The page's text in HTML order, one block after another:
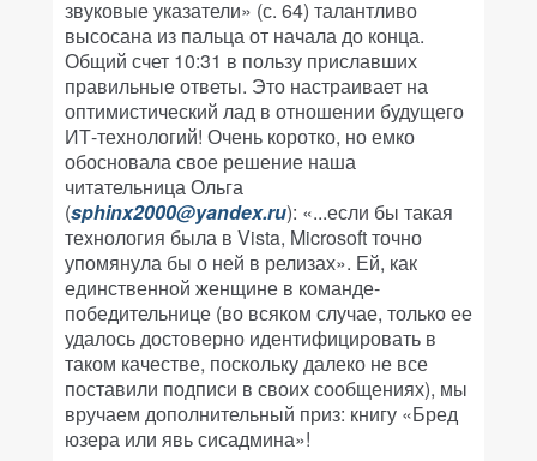
звуковые указатели» (с. 64) талантливо
высосана из пальца от начала до конца.
Общий счет 10:31 в пользу приславших
правильные ответы. Это настраивает на
оптимистический лад в отношении будущего
ИТ-технологий! Очень коротко, но емко
обосновала свое решение наша
читательница Ольга
(sphinx2000@yandex.ru): «...если бы такая
технология была в Vista, Microsoft точно
упомянула бы о ней в релизах». Ей, как
единственной женщине в команде-
победительнице (во всяком случае, только ее
удалось достоверно идентифицировать в
таком качестве, поскольку далеко не все
поставили подписи в своих сообщениях), мы
вручаем дополнительный приз: книгу «Бред
юзера или явь сисадмина»!